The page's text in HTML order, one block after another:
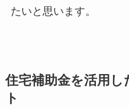
たいと思います。
住宅補助金を活用
ト